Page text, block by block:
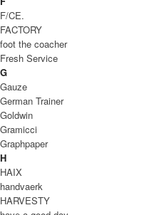
F/CE.
FACTORY
foot the coacher
Fresh Service
G
Gauze
German Trainer
Goldwin
Gramicci
Graphpaper
H
HAIX
handvaerk
HARVESTY